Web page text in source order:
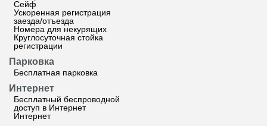
Сейф
Ускоренная регистрация
заезда/отъезда
Номера для некурящих
Круглосуточная стойка
регистрации
Парковка
Бесплатная парковка
Интернет
Бесплатный беспроводной
доступ в Интернет
Интернет